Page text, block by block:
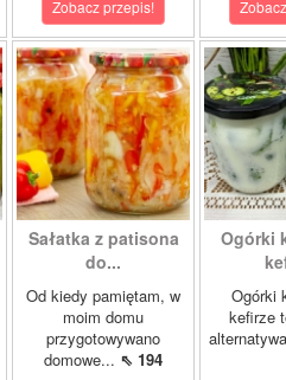
Zobacz przepis!
Sałatka z patisona
do...
Od kiedy pamiętam, w
moim domu
przygotowywano
domowe... ⇖ 194
Ogórki
Ogórki
kefirze